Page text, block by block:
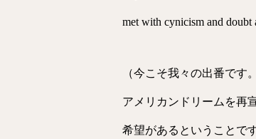
met with cynicism and doubt
（今こそ我々の出番で
アメリカンドリームを再
希望があるということで